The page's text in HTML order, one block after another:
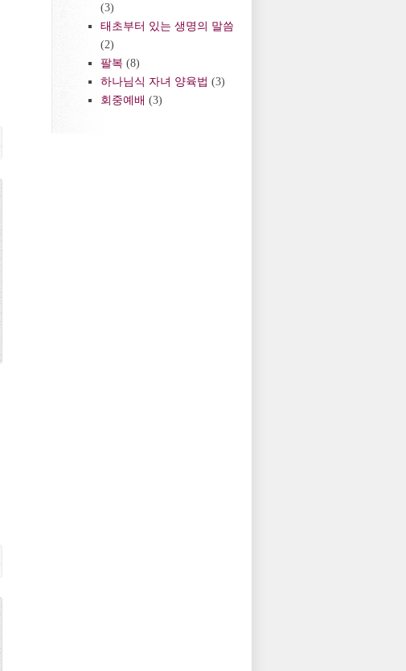
(3)
태초부터 있는 생명의 말씀
(2)
팔복 (8)
하나님식 자녀 양육법 (3)
회중예배 (3)